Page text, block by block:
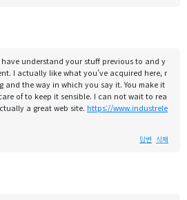
have understand your stuff previous to and y
I actually like what you've acquired here, r
and the way in which you say it. You make it
of to keep it sensible. I can not wait to rea
a great web site. https://www.industrele
답변 삭제